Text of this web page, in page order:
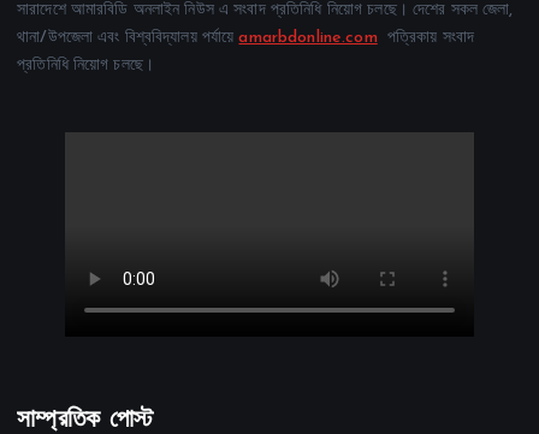
সারাদেশে আমারবিডি অনলাইন নিউস এ সংবাদ প্রতিনিধি নিয়োগ চলছে। দেশের সকল জেলা,
থানা/উপজেলা এবং বিশ্ববিদ্যালয় পর্যায়েamarbdonline.comপত্রিকায় সংবাদ
প্রতিনিধি নিয়োগ চলছে।
সাম্প্রতিক পোস্ট